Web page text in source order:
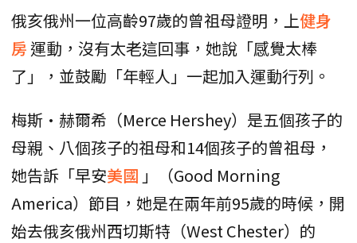
俄亥俄州一位高齡97歲的曾祖母證明，上健身
房 運動，沒有太老這回事，她說「感覺太棒
了」，並鼓勵「年輕人」一起加入運動行列。
梅斯·赫爾希（Merce Hershey）是五個孩子的
母親、八個孩子的祖母和14個孩子的曾祖母，
她告訴「早安美國 」（Good Morning
America）節目，她是在兩年前95歲的時候，開
始去俄亥俄州西切斯特（West Chester）的